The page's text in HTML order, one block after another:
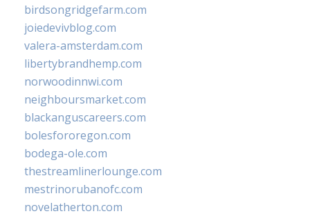
birdsongridgefarm.com
joiedevivblog.com
valera-amsterdam.com
libertybrandhemp.com
norwoodinnwi.com
neighboursmarket.com
blackanguscareers.com
bolesfororegon.com
bodega-ole.com
thestreamlinerlounge.com
mestrinorubanofc.com
novelatherton.com